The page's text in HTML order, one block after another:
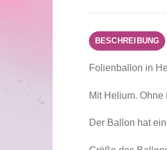
BESCHREIBUNG
Folienballon in
Mit Helium.
Der Ballon hat